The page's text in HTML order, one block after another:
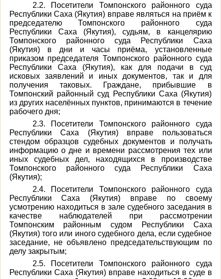
2.2. Посетители Томпонского районного суда
Республики Саха (Якутия) вправе являться на приём к
председателю Томпонского районного суда
Республики Саха (Якутия), судьям, в канцелярию
Томпонского районного суда Республики Саха
(Якутия) в дни и часы приёма, установленные
приказом председателя Томпонского районного суда
Республики Саха (Якутия), как для подачи в суд
исковых заявлений и иных документов, так и для
получения таковых. Граждане, прибывшие в
Томпонский районный суд Республики Саха (Якутия)
из других населённых пунктов, принимаются в течение
рабочего дня;
2.3. Посетители Томпонского районного суда
Республики Саха (Якутия) вправе пользоваться
стендом образцов судебных документов и получать
информацию о дне и времени рассмотрения тех или
иных судебных дел, находящихся в производстве
Томпонского районного суда Республики Саха
(Якутия);
2.4. Посетители Томпонского районного суда
Республики Саха (Якутия) вправе по своему
усмотрению находиться в зале судебного заседания в
качестве наблюдателей при рассмотрении
Томпонским районным судом Республики Саха
(Якутия) того или иного судебного дела, если судебное
заседание, не объявлено председательствующим по
делу закрытым;
2.5. Посетители Томпонского районного суда
Республики Саха (Якутия) вправе находиться в суде в